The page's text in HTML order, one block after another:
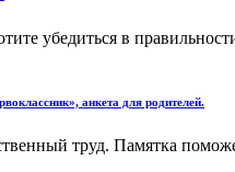
убедиться в
анкета для родителей.
труд. Памятка